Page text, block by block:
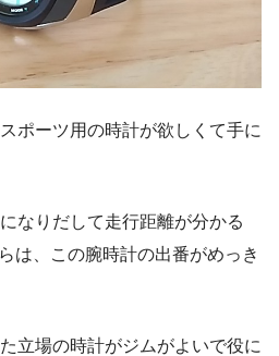
ポーツ用の時計が欲しくて手に
なりだして走行距離が分かる
は、この腕時計の出番がめっき
立場の時計がジムがよいで役に